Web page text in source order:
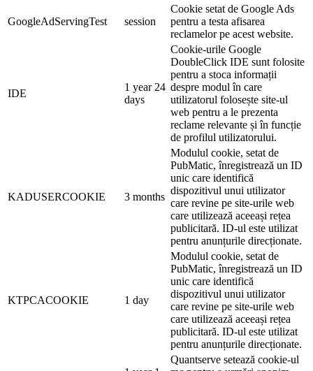
GoogleAdServingTest session
Cookie setat de Google Ads
pentru a testa afisarea
reclamelor pe acest website.
IDE
1 year 24
days
Cookie-urile Google
DoubleClick IDE sunt folosite
pentru a stoca informații
despre modul în care
utilizatorul folosește site-ul
web pentru a le prezenta
reclame relevante și în funcție
de profilul utilizatorului.
KADUSERCOOKIE 3 months
Modulul cookie, setat de
PubMatic, înregistrează un ID
unic care identifică
dispozitivul unui utilizator
care revine pe site-urile web
care utilizează aceeași rețea
publicitară. ID-ul este utilizat
pentru anunțurile direcționate.
KTPCACOOKIE 1 day
Modulul cookie, setat de
PubMatic, înregistrează un ID
unic care identifică
dispozitivul unui utilizator
care revine pe site-urile web
care utilizează aceeași rețea
publicitară. ID-ul este utilizat
pentru anunțurile direcționate.
Quantserve setează cookie-ul